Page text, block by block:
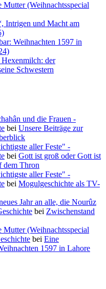
(Weihnachtsspecial
Intrigen und Macht am
Weihnachten 1597 in
der
Schwestern
und die Frauen -
bei Unsere Beiträge zur
aller Feste" -
bei Gott ist groß oder Gott ist
dem Thron
aller Feste" -
bei Mogulgeschichte als TV-
Jahr an alle, die Nourûz
bei Zwischenstand
(Weihnachtsspecial
bei Eine
1597 in Lahore